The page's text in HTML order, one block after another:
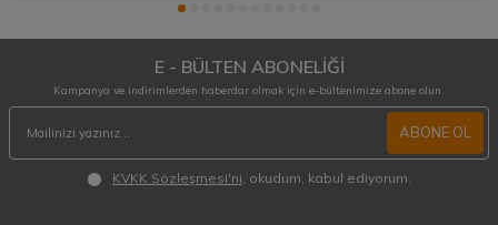
E - BÜLTEN ABONELİĞİ
Kampanya ve indirimlerden haberdar olmak için e-bültenimize abone olun.
ABONE OL
KVKK Sözleşmesi'ni , okudum, kabul ediyorum.